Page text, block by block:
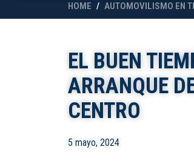
HOME AUTOMOVILISMO EN
EL BUEN
ARRANQUE
CENTRO
5 mayo, 2024